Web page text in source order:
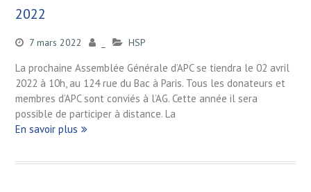
2022
7 mars 2022 HSP
La prochaine Assemblée Générale d’APC se tiendra le 02 avril
2022 à 10h, au 124 rue du Bac à Paris. Tous les donateurs et
membres d’APC sont conviés à l’AG. Cette année il sera
possible de participer à distance. La
En savoir plus